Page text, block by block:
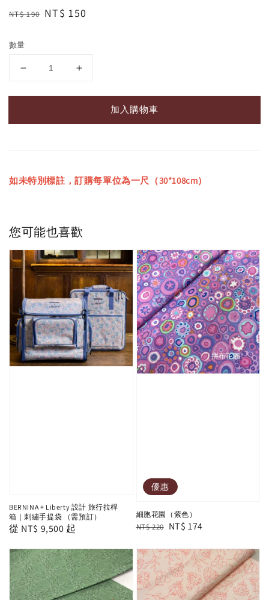
Regular
NT$ 190 Sale
NT$ 150
數量
加入購物車
如未特別標註，訂購每單位為一尺（30*108cm）
您可能也喜歡
BERNINA + Liberty 設計 旅行拉桿
箱｜刺繡手提袋 （需預訂）
Regular
從 NT$ 9,500 起
優惠
細胞花園（紫色）
Regular
NT$ 220 Sale
NT$ 174